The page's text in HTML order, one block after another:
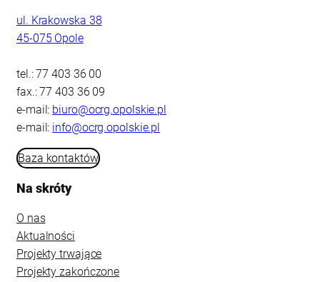
ul. Krakowska 38
45-075 Opole
tel.: 77 403 36 00
fax.: 77 403 36 09
e-mail: biuro@ocrg.opolskie.pl
e-mail: info@ocrg.opolskie.pl
Baza kontaktów
Na skróty
O nas
Aktualności
Projekty trwające
Projekty zakończone